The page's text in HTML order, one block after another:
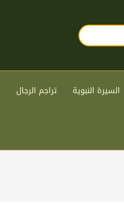
السيرة النبوية تراجم الرجال